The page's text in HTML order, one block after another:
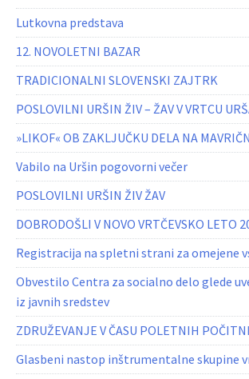
Lutkovna predstava
12. NOVOLETNI BAZAR
TRADICIONALNI SLOVENSKI ZAJTRK
POSLOVILNI URŠIN ŽIV – ŽAV V VRTCU
»LIKOF« OB ZAKLJUČKU DELA NA
Vabilo na Uršin pogovorni večer
POSLOVILNI URŠIN ŽIV ŽAV
DOBRODOŠLI V NOVO VRTČEVSKO LETO
Registracija na spletni strani za omejene
Obvestilo Centra za socialno delo glede
iz javnih sredstev
ZDRUŽEVANJE V ČASU POLETNIH
Glasbeni nastop inštrumentalne skupine